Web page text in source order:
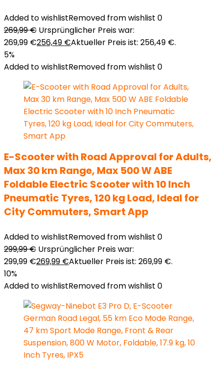
Added to wishlistRemoved from wishlist 0
269,99€ Ursprünglicher Preis war:
269,99 €256,49 €Aktueller Preis ist: 256,49 €.
5%
Added to wishlistRemoved from wishlist 0
E-Scooter with Road Approval for Adults,
Max 30 km Range, Max 500 W ABE
Foldable Electric Scooter with 10 Inch
Pneumatic Tyres, 120 kg Load, Ideal for
City Commuters, Smart App
Added to wishlistRemoved from wishlist 0
299,99€ Ursprünglicher Preis war:
299,99 €269,99 €Aktueller Preis ist: 269,99 €.
10%
Added to wishlistRemoved from wishlist 0